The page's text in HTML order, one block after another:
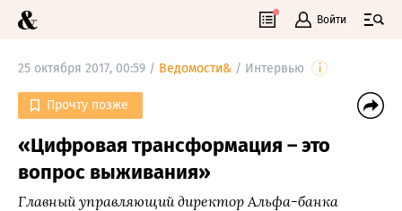
Войти
25 октября 2017, 00:59 / Ведомости& / Интервью i
Прочту позже
«Цифровая трансформация – это
вопрос выживания»
Главный управляющий директор Альфа-банка